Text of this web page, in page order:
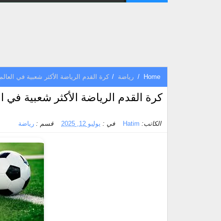
Home
/ رياضة / كرة القدم الرياضة الأكثر شعبية في
كرة القدم الرياضة الأكثر شعبية في
الكاتب: Hatim في : يوليو 12, 2025 قسم : رياضة